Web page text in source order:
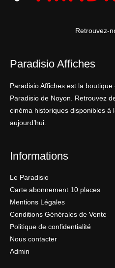
Retrouvez-
Paradisio Affiches
Paradisio Affiches est la
Paradisio de Noyon. Retrouvez
cinéma historiques disponibles à
aujourd’hui.
Informations
Le Paradisio
Carte abonnement 10 places
Mentions Légales
Conditions Générales de Vente
Politique de confidentialité
Nous contacter
Admin